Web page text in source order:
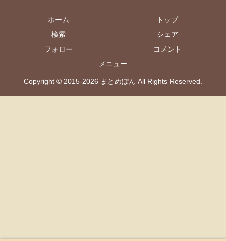
ホーム
トップ
検索
シェア
フォロー
コメント
メニュー
Copyright © 2015-2026 まとめぽん All Rights Reserved.